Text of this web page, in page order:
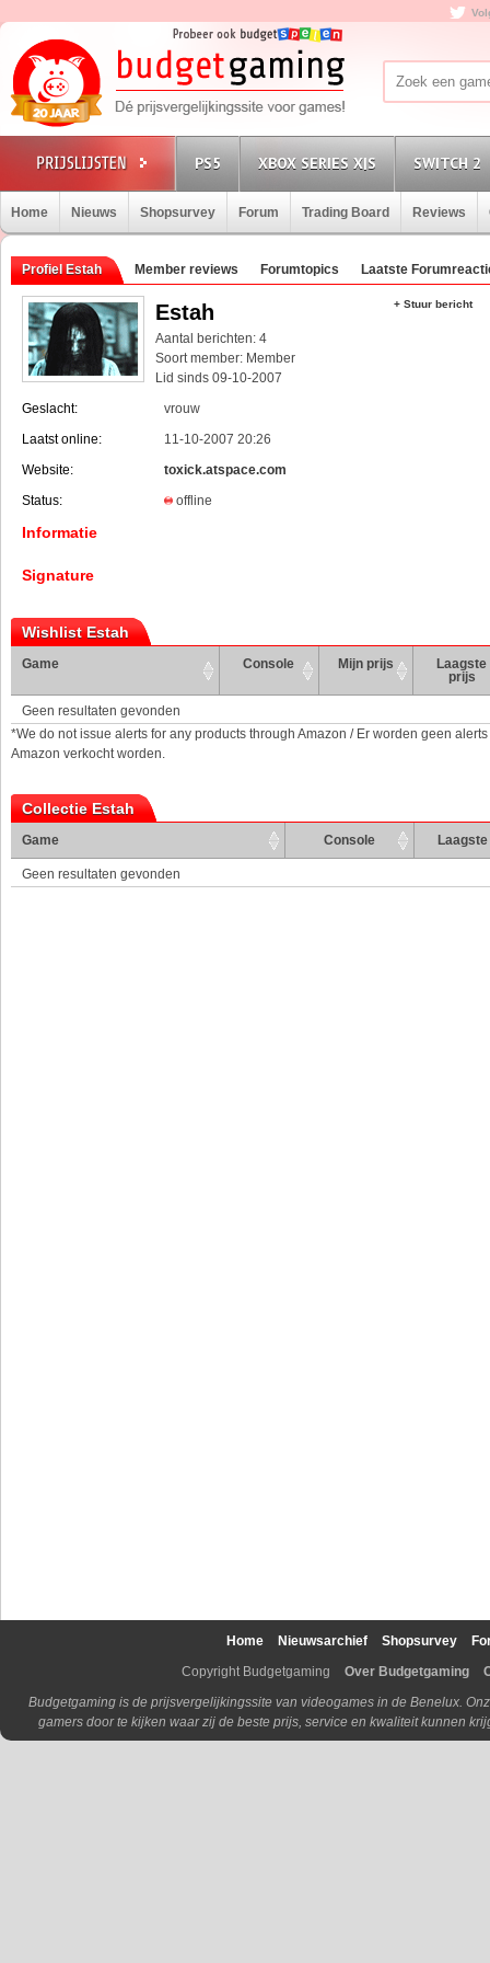
PS5 XBOX SERIES X|S SWITCH 2
Home Nieuws Shopsurvey Forum Trading Board Reviews
Profiel Estah Member reviews Forumtopics Laatste
Estah
Aantal berichten: 4
Soort member: Member
Lid sinds 09-10-2007
Geslacht:
vrouw
Laatst online:
11-10-2007 20:26
Website:
toxick.atspace.com
Status:
offline
Informatie
Signature
+ Stuur bericht
Wishlist Estah
Game Console Mijn prijs
Laagste
prijs
Geen resultaten gevonden
*We do not issue alerts for any products through Amazon / Er worden geen
Amazon verkocht worden.
Collectie Estah
Game Console
Geen resultaten gevonden
Home Nieuwsarchief Shopsurvey
Copyright Budgetgaming
Over Budgetgaming
Budgetgaming is de prijsvergelijkingssite van videogames in de Benelux.
gamers door te kijken waar zij de beste prijs, service en kwaliteit kunnen